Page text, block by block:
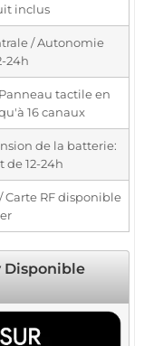
inclus
/ Autonomie
24h
tactile en
16 canaux
de la batterie:
12-24h
RF disponible
Disponible